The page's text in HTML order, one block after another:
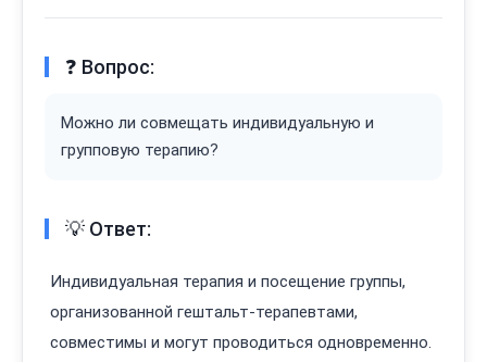
❓ Вопрос:
Можно ли совмещать индивидуальную и
групповую терапию?
💡 Ответ:
Индивидуальная терапия и посещение группы,
организованной гештальт-терапевтами,
совместимы и могут проводиться одновременно.